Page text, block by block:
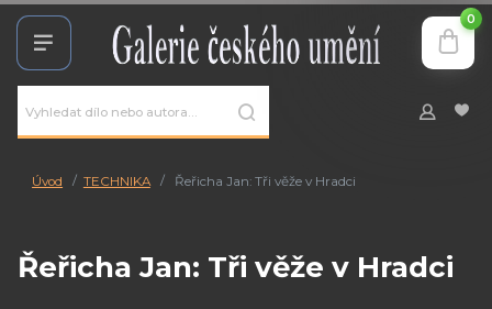
0
Úvod TECHNIKA Řeřicha Jan: Tři věže v Hradci
Řeřicha Jan: Tři věže v Hradci